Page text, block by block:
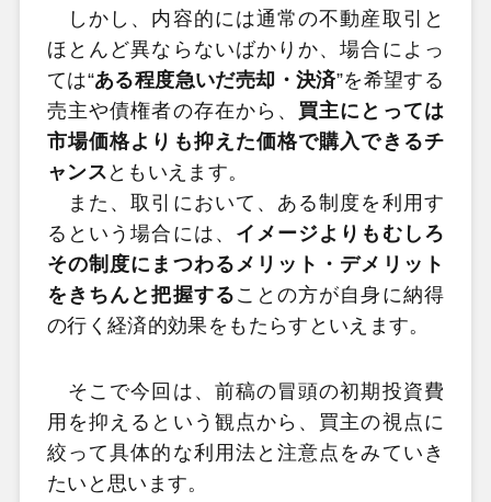
しかし、内容的には通常の不動産取引と
ほとんど異ならないばかりか、場合によっ
ては“ある程度急いだ売却・決済”を希望する
売主や債権者の存在から、 買主にとっては
市場価格よりも抑えた価格で購入できるチ
ャンス ともいえます。
また、取引において、ある制度を利用す
るという場合には、 イメージよりもむしろ
その制度にまつわるメリット・デメリット
をきちんと把握する ことの方が自身に納得
の行く経済的効果をもたらすといえます。
そこで今回は、前稿の冒頭の初期投資費
用を抑えるという観点から、買主の視点に
絞って具体的な利用法と注意点をみていき
たいと思います。